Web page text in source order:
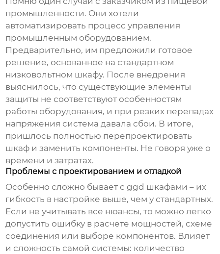
промышленности. Они хотели
автоматизировать процесс управления
промышленным оборудованием.
Предварительно, им предложили готовое
решение, основанное на стандартном
низковольтном шкафу. После внедрения
выяснилось, что существующие элементы
защиты не соответствуют особенностям
работы оборудования, и при резких перепадах
напряжения система давала сбои. В итоге,
пришлось полностью перепроектировать
шкаф и заменить компоненты. Не говоря уже о
времени и затратах.
Проблемы с проектированием и отладкой
Особенно сложно бывает сggd шкафами – их
гибкость в настройке выше, чем у стандартных.
Если не учитывать все нюансы, то можно легко
допустить ошибку в расчете мощностей, схеме
соединения или выборе компонентов. Влияет
и сложность самой системы: количество